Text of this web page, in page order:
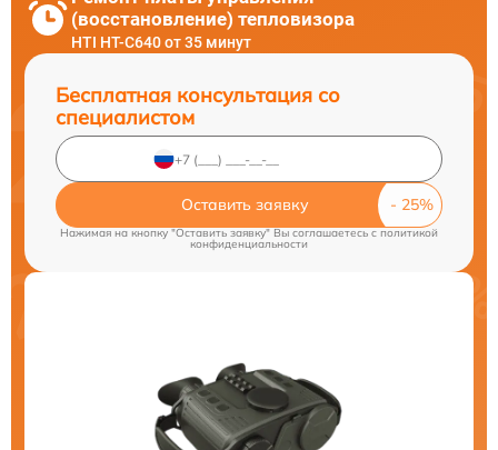
(восстановление) тепловизора
HTI HT-C640 от 35 минут
Бесплатная консультация со
специалистом
Оставить заявку
Нажимая на кнопку "Оставить заявку" Вы соглашаетесь cполитикой
конфиденциальности